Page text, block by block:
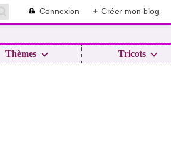
Connexion + Créer mon blog
Thèmes Tricots